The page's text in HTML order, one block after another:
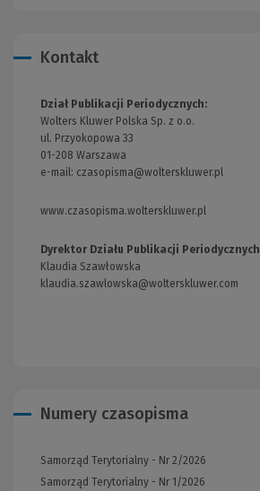
Kontakt
Dział Publikacji Periodycznych:
Wolters Kluwer Polska Sp. z o.o.
ul. Przyokopowa 33
01-208 Warszawa
e-mail: czasopisma@wolterskluwer.pl
www.czasopisma.wolterskluwer.pl
innej
Dyrektor Działu Publikacji Periodycznych
Klaudia Szawłowska
klaudia.szawlowska@wolterskluwer.com
Numery czasopisma
Samorząd Terytorialny - Nr 2/2026
Samorząd Terytorialny - Nr 1/2026